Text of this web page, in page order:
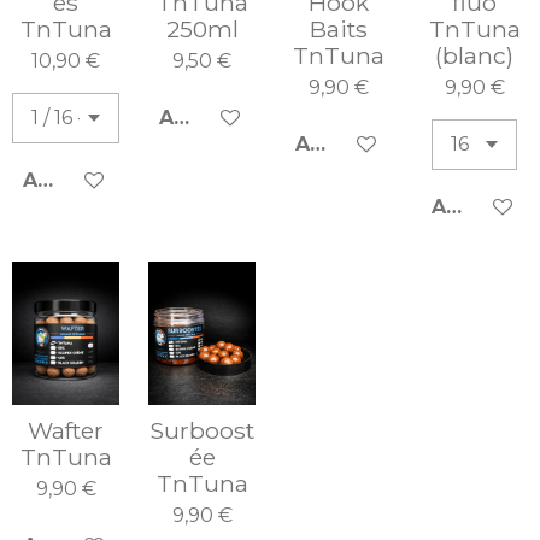
TnTuna
10,90 €
AJOUTER AU PANIER
250ml
9,50 €
AJOUTER AU PANIER
Baits
TnTuna
9,90 €
AJOUTER AU PANIER
TnTuna
(blanc)
9,90 €
AJOUTER
Wafter
TnTuna
9,90 €
Surboost
ée
TnTuna
9,90 €